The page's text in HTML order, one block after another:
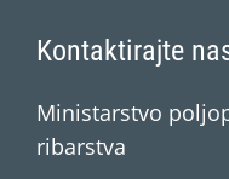
Kontaktirajte
Ministarstvo
ribarstva